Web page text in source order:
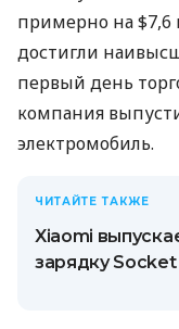
примерно на $7,6
достигли
первый день
компания
электромобиль.
ЧИТАЙТЕ ТАКЖЕ
Xiaomi
зарядку Socket